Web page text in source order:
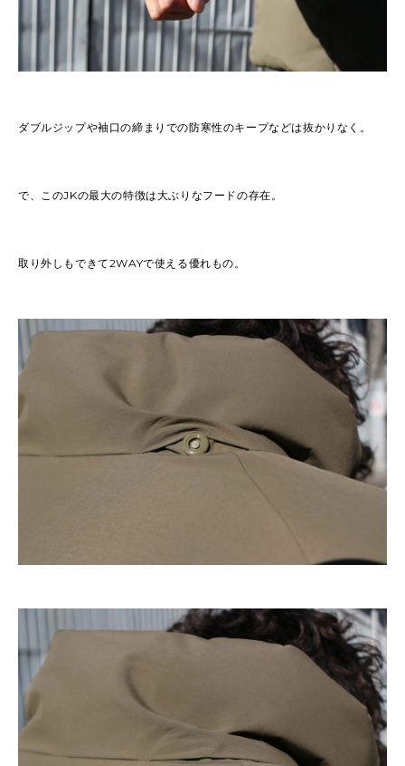
ダブルジップや袖口の締まりでの防寒性のキープなどは抜かりなく。
で、このJKの最大の特徴は大ぶりなフードの存在。
取り外しもできて2WAYで使える優れもの。